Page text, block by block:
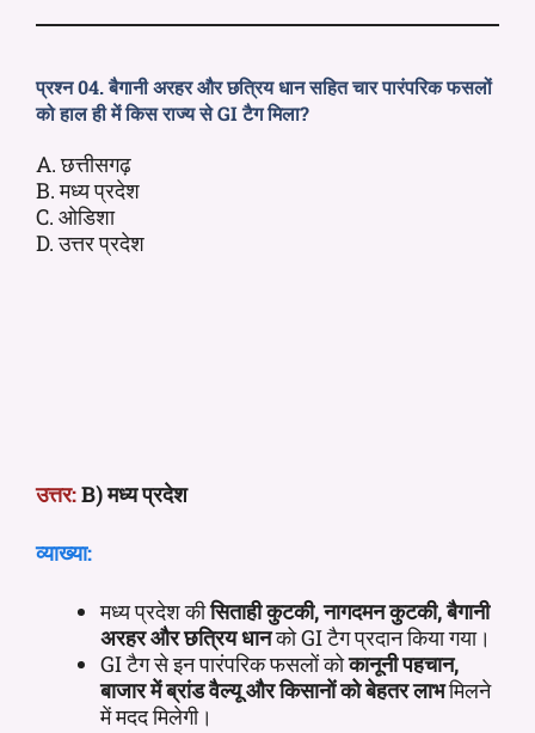
प्रश्न 04. बैगानी अरहर और छत्रिय धान सहित चार पारंपरिक फसलों
को हाल ही में किस राज्य से GI टैग मिला?
A. छत्तीसगढ़
B. मध्य प्रदेश
C. ओडिशा
D. उत्तर प्रदेश
उत्तर:B) मध्य प्रदेश
व्याख्या:
मध्य प्रदेश कीसिताही कुटकी, नागदमन कुटकी, बैगानी
अरहर और छत्रिय धानको GI टैग प्रदान किया गया।
GI टैग से इन पारंपरिक फसलों कोकानूनी पहचान,
बाजार में ब्रांड वैल्यू और किसानों को बेहतर लाभमिलने
में मदद मिलेगी।